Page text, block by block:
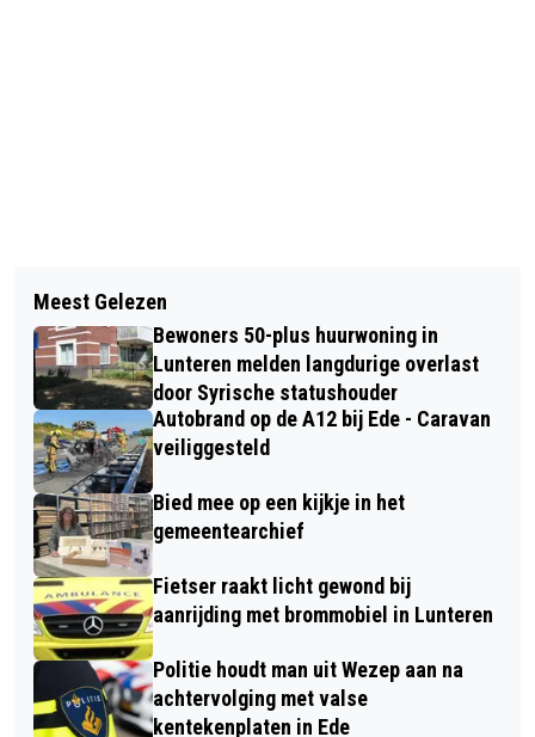
WEER EEN ONGEVAL MET EEN
GEWONDE OP DE DRUKKE A30 BIJ
BARNEVELD
WAT EEN FANTASTISCHE OUD-
LUNTERSE DAG! 2025
Meest Gelezen
Bewoners 50-plus huurwoning in
Lunteren melden langdurige overlast
door Syrische statushouder
Autobrand op de A12 bij Ede - Caravan
veiliggesteld
Bied mee op een kijkje in het
gemeentearchief
Fietser raakt licht gewond bij
aanrijding met brommobiel in Lunteren
Politie houdt man uit Wezep aan na
achtervolging met valse
kentekenplaten in Ede